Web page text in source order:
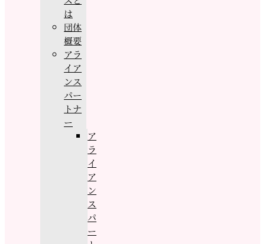
は
団体
概要
アラ
イア
ンス
パー
トナ
ー
ア
ラ
イ
ア
ン
ス
パ
ー